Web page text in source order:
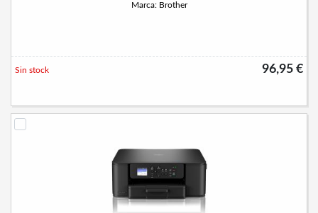
Marca: Brother
96,95 €
Sin stock